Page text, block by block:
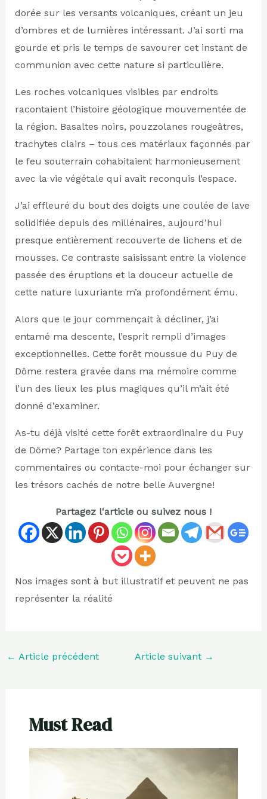
dorée sur les versants volcaniques, créant un jeu
d’ombres et de lumières intéressant. J’ai sorti ma
gourde et pris le temps de savourer cet instant de
communion avec cette nature si particulière.
Les roches volcaniques visibles par endroits
racontaient l’histoire géologique mouvementée de
la région. Basaltes noirs, pouzzolanes rougeâtres,
trachytes clairs – tous ces matériaux façonnés par
le feu souterrain cohabitaient harmonieusement
avec la vie végétale qui avait reconquis l’espace.
J’ai effleuré du bout des doigts une coulée de lave
solidifiée depuis des millénaires, aujourd’hui
presque entièrement recouverte de lichens et de
mousses. Ce contraste saisissant entre la violence
passée des éruptions et la douceur actuelle de
cette nature luxuriante m’a profondément ému.
Alors que le jour commençait à décliner, j’ai
entamé ma descente, l’esprit rempli d’images
exceptionnelles. Cette forêt moussue du Puy de
Dôme restera gravée dans ma mémoire comme
l’un des lieux les plus magiques qu’il m’ait été
donné d’examiner.
As-tu déjà visité cette forêt extraordinaire du Puy
de Dôme? Partage ton expérience dans les
commentaires ou contacte-moi pour échanger sur
les trésors cachés de notre belle Auvergne!
Partagez l'article ou suivez nous !
Nos images sont à but illustratif et peuvent ne pas
représenter la réalité
← Article précédent Article suivant →
Must Read